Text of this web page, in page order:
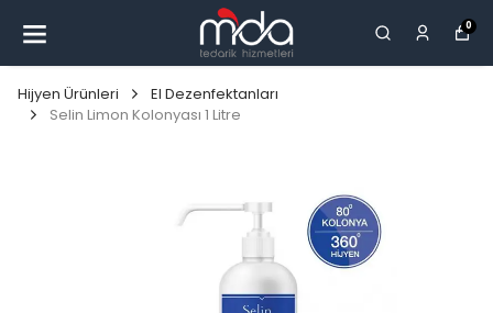
0
Hijyen Ürünleri
El Dezenfektanları
Selin Limon Kolonyası 1 Litre